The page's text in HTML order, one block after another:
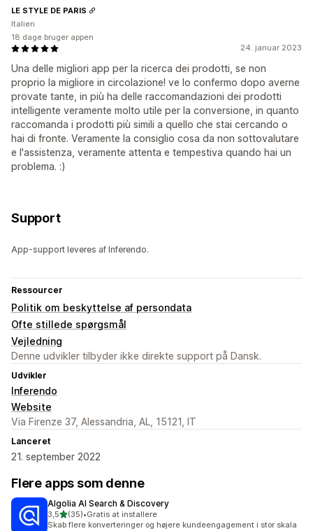
24. januar 2023
Una delle migliori app per la ricerca dei prodotti, se non
proprio la migliore in circolazione! ve lo confermo dopo averne
provate tante, in più ha delle raccomandazioni dei prodotti
intelligente veramente molto utile per la conversione, in quanto
raccomanda i prodotti più simili a quello che stai cercando o
hai di fronte. Veramente la consiglio cosa da non sottovalutare
e l'assistenza, veramente attenta e tempestiva quando hai un
problema. :)
LE STYLE DE PARIS
Italien
18 dage bruger appen
Support
App-support leveres af Inferendo.
Ressourcer
Politik om beskyttelse af persondata
Ofte stillede spørgsmål
Vejledning
Denne udvikler tilbyder ikke direkte support på Dansk.
Udvikler
Inferendo
Website
Via Firenze 37, Alessandria, AL, 15121, IT
Lanceret
21. september 2022
Flere apps som denne
Algolia AI Search & Discovery
3,5ud af 5 stjerner
(35)
35 anmeldelser i alt
•Gratis at installere
Skab flere konverteringer og højere kundeengagement i stor skala